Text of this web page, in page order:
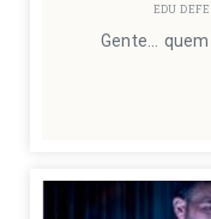
EDU
Gente…